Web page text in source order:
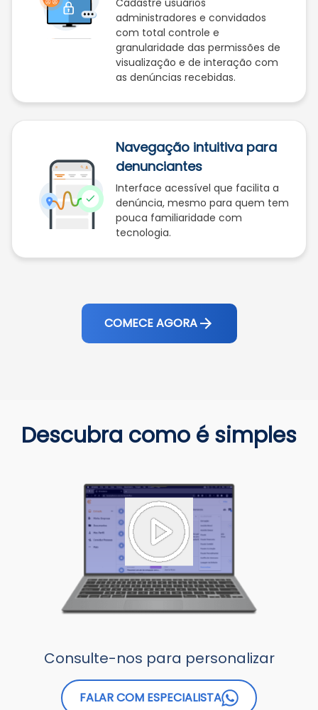
administradores e convidados
com total controle e
granularidade das permissões de
visualização e de interação com
as denúncias recebidas.
Navegação intuitiva para
denunciantes
Interface acessível que facilita a
denúncia, mesmo para quem tem
pouca familiaridade com
tecnologia.
COMECE AGORA
Descubra como é simples
Consulte-nos para personalizar
FALAR COM ESPECIALISTA